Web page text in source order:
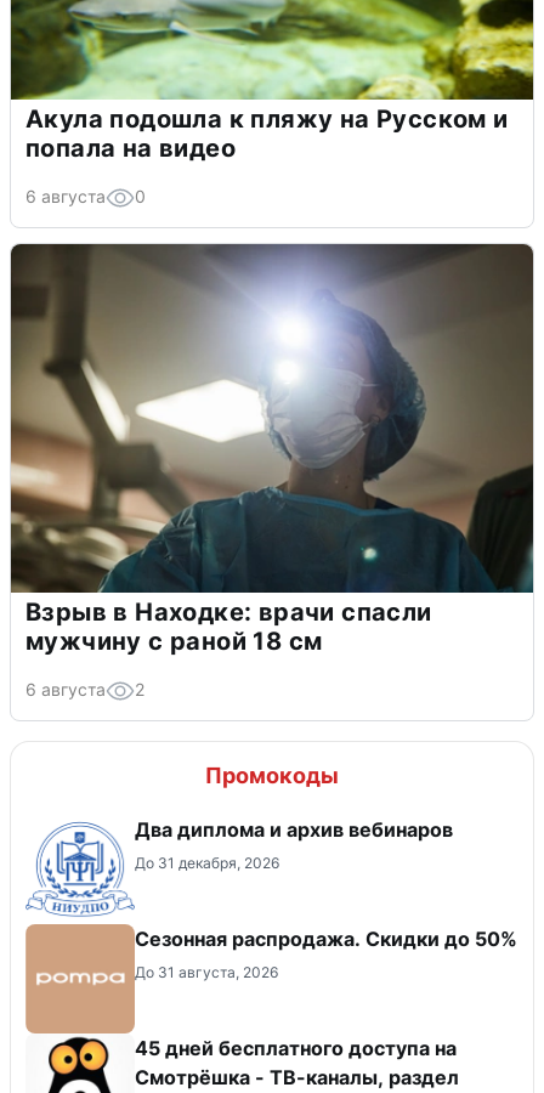
Акула подошла к пляжу на Русском и
попала на видео
6 августа 0
Взрыв в Находке: врачи спасли
мужчину с раной 18 см
6 августа 2
Промокоды
Два диплома и архив вебинаров
До 31 декабря, 2026
Сезонная распродажа. Скидки до 50%
До 31 августа, 2026
45 дней бесплатного доступа на
Смотрёшка - ТВ-каналы, раздел